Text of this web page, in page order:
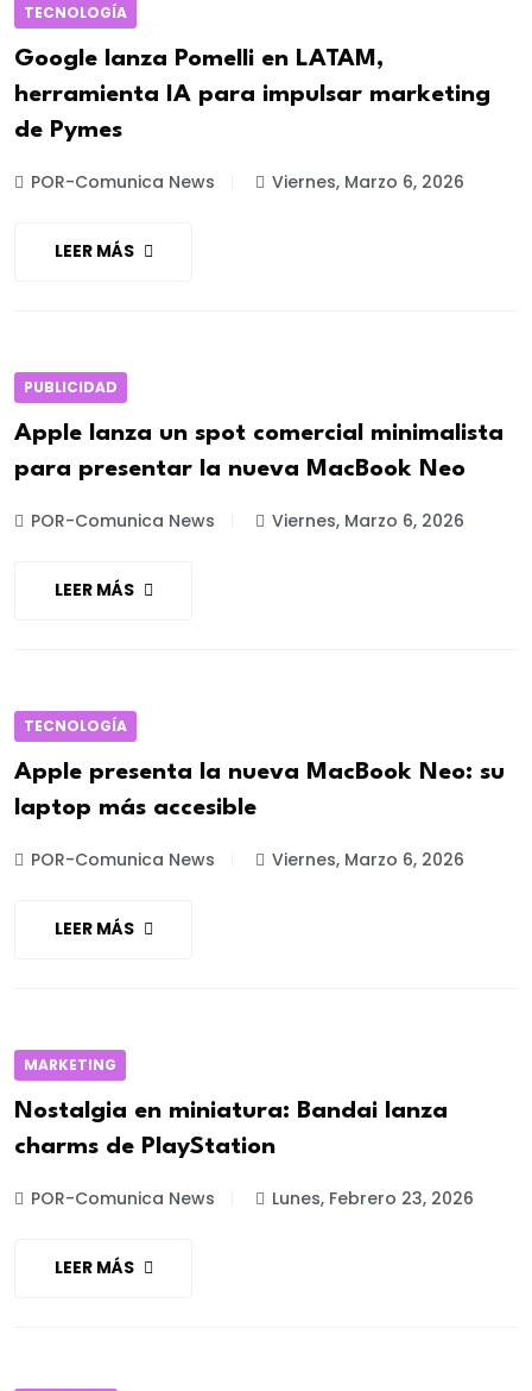
TECNOLOGÍA
Google lanza Pomelli en LATAM,
herramienta IA para impulsar marketing
de Pymes
POR-Comunica News Viernes, Marzo 6, 2026
LEER MÁS
PUBLICIDAD
Apple lanza un spot comercial minimalista
para presentar la nueva MacBook Neo
POR-Comunica News Viernes, Marzo 6, 2026
LEER MÁS
TECNOLOGÍA
Apple presenta la nueva MacBook Neo: su
laptop más accesible
POR-Comunica News Viernes, Marzo 6, 2026
LEER MÁS
MARKETING
Nostalgia en miniatura: Bandai lanza
charms de PlayStation
POR-Comunica News Lunes, Febrero 23, 2026
LEER MÁS